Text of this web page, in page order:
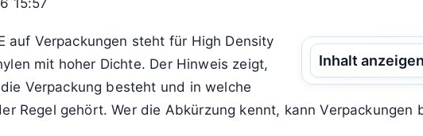
Inhalt anzeigen
auf Verpackungen steht für High Density
mit hoher Dichte. Der Hinweis zeigt,
Verpackung besteht und in welche
Regel gehört. Wer die Abkürzung kennt, kann